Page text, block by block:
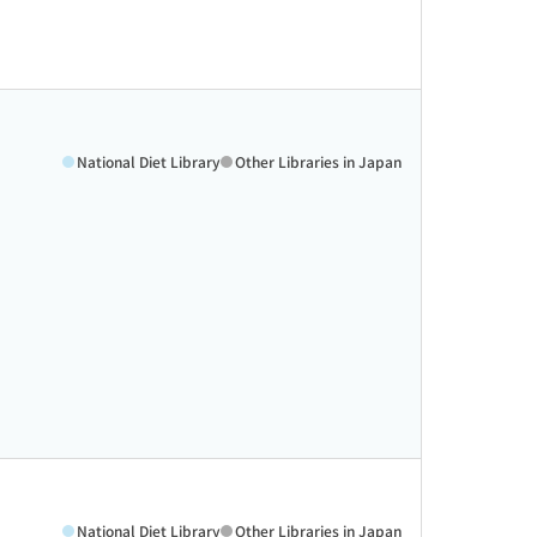
National Diet Library Other Libraries in Japan
National Diet Library Other Libraries in Japan